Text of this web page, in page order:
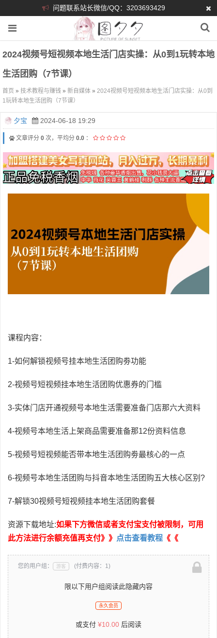
问题联系站长微信/QQ：3203693429
2024视频号短视频本地生活门店实操：从0到1玩转本地
生活团购（7节课）
首页 » 技术教程与赚钱 » 新自媒体 » 2024视频号短视频本地生活门店实操：从0到
1玩转本地生活团购（7节课）
夕宝 2024-06-18 19:29
文章评分 0 次，平均分 0.0 ：
课程内容：
1-如何解锁视频号挂本地生活团购劵功能
2-视频号短视频挂本地生活团购优惠券的门槛
3-实体门店开通视频号本地生活需要准备门店那六大资料
4-视频号本地生活上架商品需要准备那12份资料信息
5-视频号短视频能否带本地生活团购劵最核心的一点
6-视频号本地生活团购与抖音本地生活团购五大核心区别?
7-解锁30视频号短视频挂本地生活团购套餐
资源下载地址:如果下方微信或者支付宝支付被限制，可用
此方法进行余额充值再支付》》 点击查看教程 《《
您的用户组： 游客 (付费内容：1)
限以下用户组阅读此隐藏内容
永久会员
或支付 ¥10.00 后阅读